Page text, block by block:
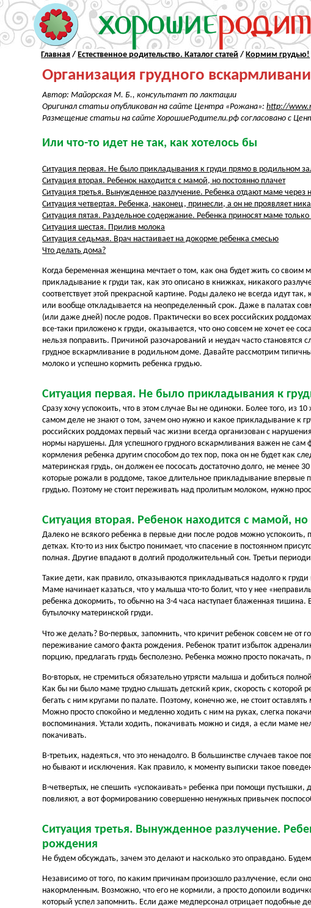
Главная /Естественное родительство. Каталог статей /Кормим грудью!
Организация грудного
Автор: Майорская М. Б., консультант по лактации
Оригинал статьи опубликован на сайте Центра «Рожана»:http://
Размещение статьи на сайте ХорошиеРодители.рф согласовано с
Или что-то идет не так, как хотелось бы
Ситуация первая. Не было прикладывания к груди прямо в родильном
Ситуация вторая. Ребенок находится с мамой, но постоянно плачет
Ситуация третья. Вынужденное разлучение. Ребенка отдают маме через
Ситуация четвертая. Ребенка, наконец, принесли, а он не проявляет
Ситуация пятая. Раздельное содержание. Ребенка приносят маме
Ситуация шестая. Прилив молока
Ситуация седьмая. Врач настаивает на докорме ребенка смесью
Что делать дома?
Когда беременная женщина мечтает о том, как она будет жить со
прикладывание к груди так, как это описано в книжках, никакого
соответствует этой прекрасной картине. Роды далеко не всегда идут
или вообще откладывается на неопределенный срок. Даже в палатах
(или даже дней) после родов. Практически во всех российских
все-таки приложено к груди, оказывается, что оно совсем не хочет ее
нельзя поправить. Причиной разочарований и неудач часто
грудное вскармливание в родильном доме. Давайте рассмотрим
молоко и успешно кормить ребенка грудью.
Ситуация первая. Не было прикладывания к
Сразу хочу успокоить, что в этом случае Вы не одиноки. Более того, из
самом деле не знают о том, зачем оно нужно и какое прикладывание к
российских роддомах первый час жизни всегда организован с
нормы нарушены. Для успешного грудного вскармливания важен не
кормления ребенка другим способом до тех пор, пока он не будет как
материнская грудь, он должен ее пососать достаточно долго, не менее
которые рожали в роддоме, такое длительное прикладывание
грудью. Поэтому не стоит переживать над пролитым молоком, нужно
Ситуация вторая. Ребенок находится с мамой, но
Далеко не всякого ребенка в первые дни после родов можно
детках. Кто-то из них быстро понимает, что спасение в постоянном
полная. Другие впадают в долгий продолжительный сон. Третьи
Такие дети, как правило, отказываются прикладываться надолго к
Маме начинает казаться, что у малыша что-то болит, что у нее
ребенка докормить, то обычно на 3-4 часа наступает блаженная тишина.
бутылочку материнской груди.
Что же делать? Во-первых, запомнить, что кричит ребенок совсем не
переживание самого факта рождения. Ребенок тратит избыток
порцию, предлагать грудь бесполезно. Ребенка можно просто покачать,
Во-вторых, не стремиться обязательно утрясти малыша и добиться
Как бы ни было маме трудно слышать детский крик, скорость с которой
бегать с ним кругами по палате. Поэтому, конечно же, не стоит
Можно просто спокойно и медленно ходить с ним на руках, слегка
воспоминания. Устали ходить, покачивать можно и сидя, а если маме
покачивать.
В-третьих, надеяться, что это ненадолго. В большинстве случаев
но бывают и исключения. Как правило, к моменту выписки такое
В-четвертых, не спешить «успокаивать» ребенка при помощи
повлияют, а вот формированию совершенно ненужных привычек
Ситуация третья. Вынужденное разлучение.
рождения
Не будем обсуждать, зачем это делают и насколько это оправдано.
Независимо от того, по каким причинам произошло разлучение, если
накормленным. Возможно, что его не кормили, а просто допоили
который успел запомнить. Если даже медперсонал отрицает подобные